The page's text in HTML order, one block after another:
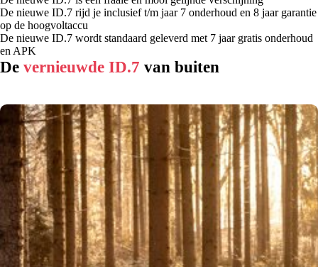
De nieuwe ID.7 rijd je inclusief t/m jaar 7 onderhoud en 8 jaar garantie
op de hoogvoltaccu
De nieuwe ID.7 wordt standaard geleverd met 7 jaar gratis onderhoud
en APK
De vernieuwde ID.7 van buiten